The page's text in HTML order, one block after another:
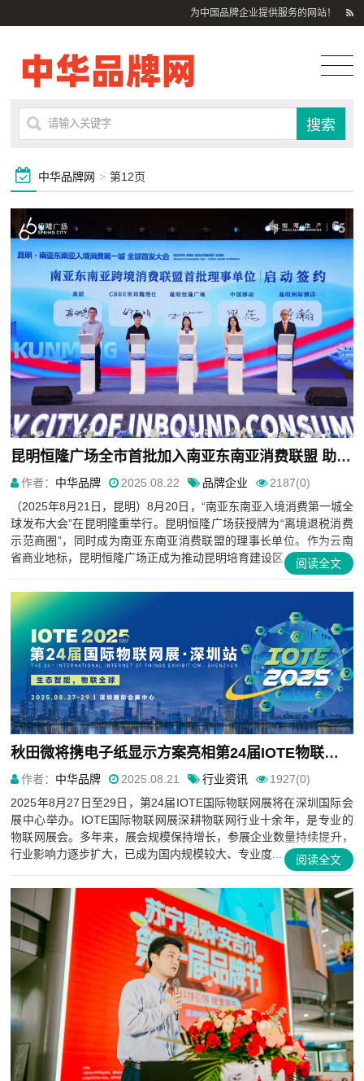
为中国品牌企业提供服务的网站！
中华品牌网 > 第12页
​昆明恒隆广场全市首批加入南亚东南亚消费联盟 助力昆明打造“南亚东南亚入境消费第一城”
作者： 中华品牌 2025.08.22 品牌企业
2187(0)
（2025年8月21日，昆明）8月20日，“南亚东南亚入境消费第一城全
球发布大会”在昆明隆重举行。昆明恒隆广场获授牌为“离境退税消费
示范商圈”，同时成为南亚东南亚消费联盟的理事长单位。作为云南
省商业地标，昆明恒隆广场正成为推动昆明培育建设区... 阅读全文
​秋田微将携电子纸显示方案亮相第24届IOTE物联网展
作者： 中华品牌 2025.08.21 行业资讯
1927(0)
2025年8月27日至29日，第24届IOTE国际物联网展将在深圳国际会
展中心举办。IOTE国际物联网展深耕物联网行业十余年，是专业的
物联网展会。多年来，展会规模保持增长，参展企业数量持续提升，
行业影响力逐步扩大，已成为国内规模较大、专业度...
阅读全文